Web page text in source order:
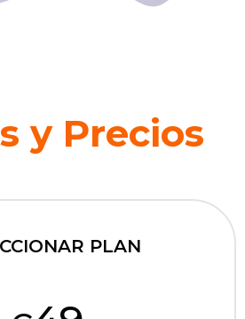
y Precios
PLAN